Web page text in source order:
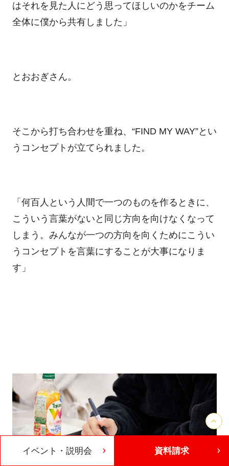
はそれを見た人にどう思ってほしいのかをチーム
全体に僕から共有しました」
とおおぎさん。
そこから打ち合わせを重ね、“FIND MY WAY”とい
うコンセプトが立てられました。
「何百人という人間で一つのものを作るときに、
こういう言葉がないと同じ方向を向けなくなって
しまう。みんなが一つの方向を向くためにこうい
うコンセプトを言葉にすることが大事になりま
す」
イベント・説明会 資料請求